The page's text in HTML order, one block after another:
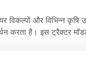
और विभिन्न कृषि
करता है। इस ट्रैक्टर
Immersed Brakes